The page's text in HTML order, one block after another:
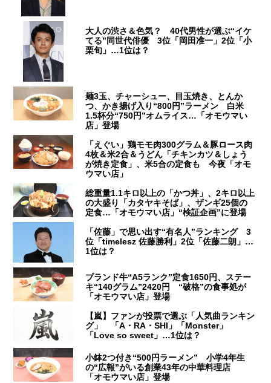
大人の渋さ＆色気？ 40代男性が選ぶ“イケ
てる”同世代俳優 3位「岡田准一」2位「小
栗旬」…1位は？
麺3玉、チャーシュー、目玉焼き、とんか
つ、かき揚げ入り“800円”ラーメン 白米
1.5杯分“750円”オムライス…「オモウマい
店」登場
「えぐい」鶏モモ肉300グラム＆豚ロース肉
4枚＆米2合＆うどん「チキンカツ＆しょう
が焼き定食」、米5合の定食も 今夜「オモ
ウマい店」
総重量1.1キロ以上の「かつ丼」、2キロ以上
の大盛り「カタヤキそば」、ザンギ25個の
定食…「オモウマい店」“検証企画”に登場
「佐藤」で思い出す“有名人”ランキング 3
位「timelesz 佐藤勝利」2位「佐藤二朗」…
1位は？
ブランド牛“A5ランク”定食1650円、ステー
キ“140グラム”2420円 “破格”の食事処が
「オモウマい店」登場
【嵐】ファンが投票で選ぶ「人気曲ランキン
グ」 「A・RA・SHI」「Monster」
「Love so sweet」…1位は？
小鉢2つ付き“500円ラーメン” 小学4年生
の“広報”がいる創業43年の中華料理店
「オモウマい店」登場